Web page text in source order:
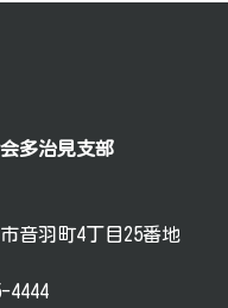
多治見支部
音羽町4丁目25番地
4444